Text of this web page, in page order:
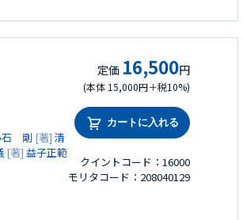
石 剛 [著] 清
[著] 益子正範
定価 16,500円
(本体 15,000円＋税10%)
カートに入れる
クイントコード：16000
モリタコード：208040129